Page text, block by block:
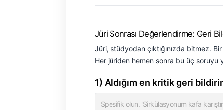
Jüri Sonrası Değerlendirme: Geri
Jüri, stüdyodan çıktığınızda bitmez.
Her jüriden hemen sonra bu üç soruyu
1) Aldığım en kritik geri